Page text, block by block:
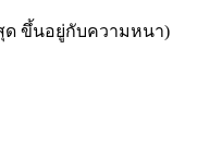
ด ขึ้นอยู่กับความหนา)